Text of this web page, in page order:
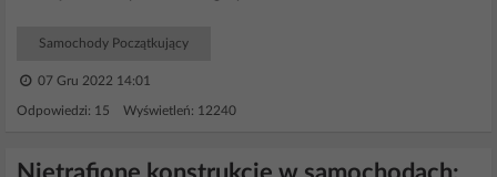
Samochody Początkujący
07 Gru 2022 14:01
Odpowiedzi: 15 Wyświetleń: 12240